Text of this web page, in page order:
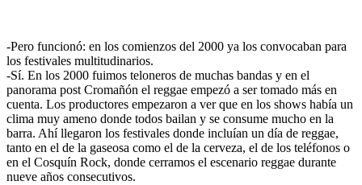
-Pero funcionó: en los comienzos del 2000 ya los convocaban para
los festivales multitudinarios.
-Sí. En los 2000 fuimos teloneros de muchas bandas y en el
panorama post Cromañón el reggae empezó a ser tomado más en
cuenta. Los productores empezaron a ver que en los shows había un
clima muy ameno donde todos bailan y se consume mucho en la
barra. Ahí llegaron los festivales donde incluían un día de reggae,
tanto en el de la gaseosa como el de la cerveza, el de los teléfonos o
en el Cosquín Rock, donde cerramos el escenario reggae durante
nueve años consecutivos.